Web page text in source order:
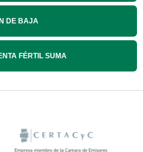
DE BAJA
FÉRTIL SUMA